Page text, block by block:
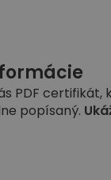
PDF certifikát,
popísaný.